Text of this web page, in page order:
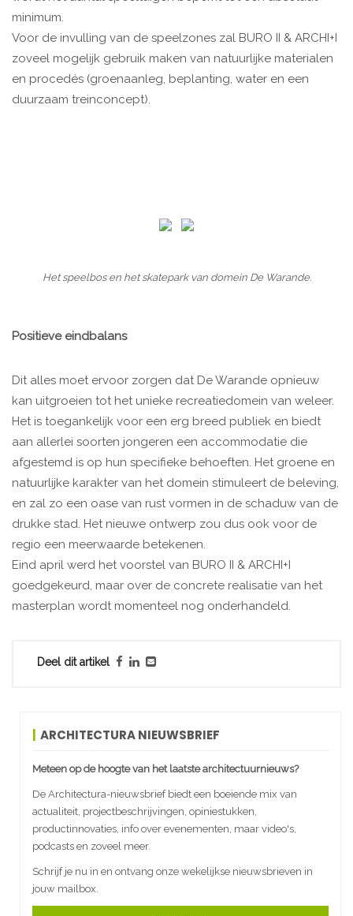
minimum.
Voor de invulling van de speelzones zal BURO II & ARCHI+I
zoveel mogelijk gebruik maken van natuurlijke materialen
en procedés (groenaanleg, beplanting, water en een
duurzaam treinconcept).
Het speelbos en het skatepark van domein De Warande.
Positieve eindbalans
Dit alles moet ervoor zorgen dat De Warande opnieuw
kan uitgroeien tot het unieke recreatiedomein van weleer.
Het is toegankelijk voor een erg breed publiek en biedt
aan allerlei soorten jongeren een accommodatie die
afgestemd is op hun specifieke behoeften. Het groene en
natuurlijke karakter van het domein stimuleert de beleving,
en zal zo een oase van rust vormen in de schaduw van de
drukke stad. Het nieuwe ontwerp zou dus ook voor de
regio een meerwaarde betekenen.
Eind april werd het voorstel van BURO II & ARCHI+I
goedgekeurd, maar over de concrete realisatie van het
masterplan wordt momenteel nog onderhandeld.
Deel dit artikel
ARCHITECTURA NIEUWSBRIEF
Meteen op de hoogte van het laatste architectuurnieuws?
De Architectura-nieuwsbrief biedt een boeiende mix van
actualiteit, projectbeschrijvingen, opiniestukken,
productinnovaties, info over evenementen, maar video's,
podcasts en zoveel meer.
Schrijf je nu in en ontvang onze wekelijkse nieuwsbrieven in
jouw mailbox.